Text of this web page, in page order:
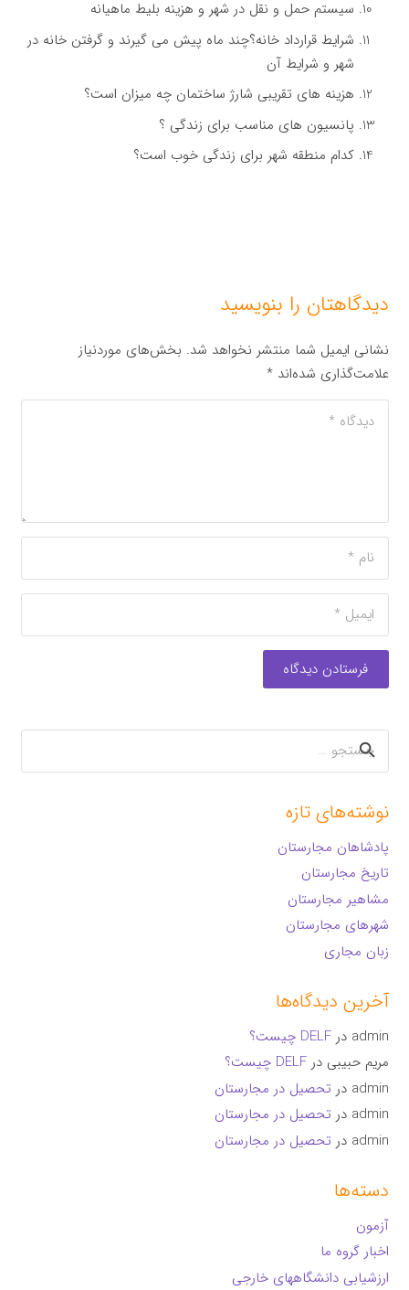
سیستم حمل و نقل در شهر و هزینه بلیط ماهیانه
شرایط قرارداد خانه؟چند ماه پیش می گیرند و گرفتن خانه در
شهر و شرایط آن
هزینه های تقریبی شارژ ساختمان چه میزان است؟
پانسیون های مناسب برای زندگی ؟
کدام منطقه شهر برای زندگی خوب است؟
دیدگاهتان را بنویسید
نشانی ایمیل شما منتشر نخواهد شد. بخش‌های موردنیاز
علامت‌گذاری شده‌اند*
فرستادن دیدگاه
جستجو
برای:
نوشته‌های تازه
پادشاهان مجارستان
تاریخ مجارستان
مشاهیر مجارستان
شهرهای مجارستان
زبان مجاری
آخرین دیدگاه‌ها
admin درDELF چیست؟
مریم حبیبی درDELF چیست؟
admin در تحصیل در مجارستان
admin در تحصیل در مجارستان
admin در تحصیل در مجارستان
دسته‌ها
آزمون
اخبار گروه ما
ارزشیابی دانشگاههای خارجی